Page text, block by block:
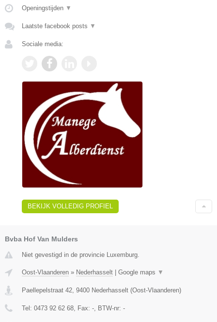
Openingstijden ▼
Laatste facebook posts ▼
Sociale media:
BEKIJK VOLLEDIG PROFIEL
Bvba Hof Van Mulders
Niet gevestigd in de provincie Luxemburg.
Oost-Vlaanderen » Nederhasselt Google maps ▼
Paellepelstraat 42, 9400 Nederhasselt (Oost-Vlaanderen)
Tel: 0473 92 62 68, Fax: -, BTW-nr: -